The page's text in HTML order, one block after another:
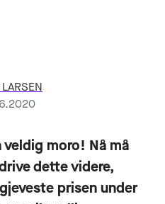
moro! Nå må
dette videre,
prisen under